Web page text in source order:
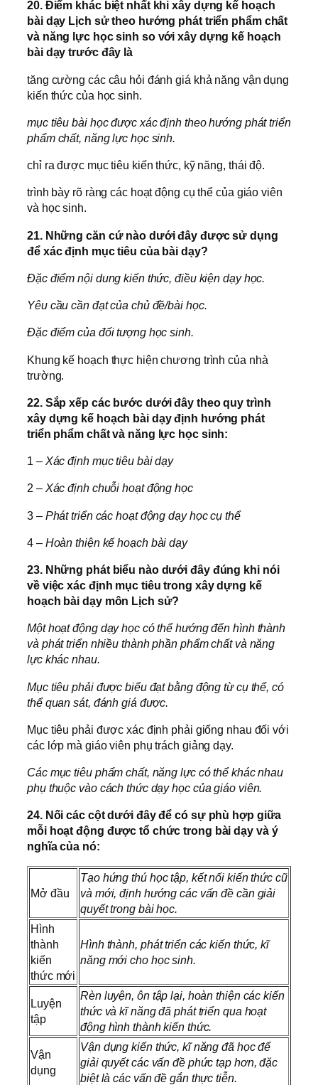
20. Điểm khác biệt nhất khi xây dựng kế hoạch
bài dạy Lịch sử theo hướng phát triển phẩm chất
và năng lực học sinh so với xây dựng kế hoạch
bài dạy trước đây là
tăng cường các câu hỏi đánh giá khả năng vận dụng
kiến thức của học sinh.
mục tiêu bài học được xác định theo hướng phát triển
phẩm chất, năng lực học sinh.
chỉ ra được mục tiêu kiến thức, kỹ năng, thái độ.
trình bày rõ ràng các hoạt động cụ thể của giáo viên
và học sinh.
21. Những căn cứ nào dưới đây được sử dụng
để xác định mục tiêu của bài dạy?
Đặc điểm nội dung kiến thức, điều kiện dạy học.
Yêu cầu cần đạt của chủ đề/bài học.
Đặc điểm của đối tượng học sinh.
Khung kế hoạch thực hiện chương trình của nhà
trường.
22. Sắp xếp các bước dưới đây theo quy trình
xây dựng kế hoạch bài dạy định hướng phát
triển phẩm chất và năng lực học sinh:
1 – Xác định mục tiêu bài dạy
2 – Xác định chuỗi hoạt động học
3 – Phát triển các hoạt động dạy học cụ thể
4 – Hoàn thiện kế hoạch bài dạy
23. Những phát biểu nào dưới đây đúng khi nói
về việc xác định mục tiêu trong xây dựng kế
hoạch bài dạy môn Lịch sử?
Một hoạt động dạy học có thể hướng đến hình thành
và phát triển nhiều thành phần phẩm chất và năng
lực khác nhau.
Mục tiêu phải được biểu đạt bằng động từ cụ thể, có
thể quan sát, đánh giá được.
Mục tiêu phải được xác định phải giống nhau đối với
các lớp mà giáo viên phụ trách giảng dạy.
Các mục tiêu phẩm chất, năng lực có thể khác nhau
phụ thuộc vào cách thức dạy học của giáo viên.
24. Nối các cột dưới đây để có sự phù hợp giữa
mỗi hoạt động được tổ chức trong bài dạy và ý
nghĩa của nó:
Mở đầu
Tạo hứng thú học tập, kết nối kiến thức cũ
và mới, định hướng các vấn đề cần giải
quyết trong bài học.
Hình
thành
kiến
thức mới
Hình thành, phát triển các kiến thức, kĩ
năng mới cho học sinh.
Luyện
tập
Rèn luyện, ôn tập lại, hoàn thiện các kiến
thức và kĩ năng đã phát triển qua hoạt
động hình thành kiến thức.
Vận
dụng
Vận dụng kiến thức, kĩ năng đã học để
giải quyết các vấn đề phức tạp hơn, đặc
biệt là các vấn đề gắn thực tiễn.